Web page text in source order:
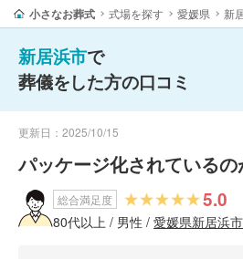
小さなお葬式 式場を探す 愛媛県 新
新居浜市で
葬儀をした方の口コミ
更新日：2025/10/15
パッケージ化されているの
総合満足度 5.0
80代以上 / 男性 / 愛媛県新居浜市